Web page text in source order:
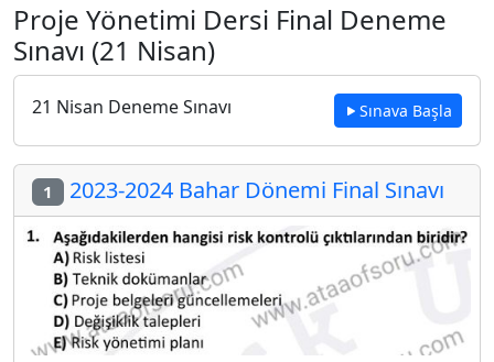
Proje Yönetimi Dersi Final Deneme
Sınavı (21 Nisan)
21 Nisan Deneme Sınavı Sınava Başla
1 2023-2024 Bahar Dönemi Final Sınavı